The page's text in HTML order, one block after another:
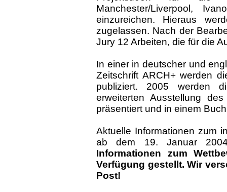
Manchester/Liverpool,
einzureichen. Hieraus
zugelassen. Nach der
Jury 12 Arbeiten, die für die
In einer in deutscher und
Zeitschrift ARCH+ werden
publiziert. 2005 werden
erweiterten Ausstellung
präsentiert und in einem
Aktuelle Informationen zum
ab dem 19. Januar
Informationen zum
Verfügung gestellt. Wir
Post!